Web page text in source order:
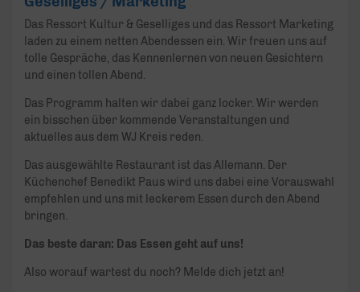
Das Ressort Kultur & Geselliges und das Ressort Marketing
laden zu einem netten Abendessen ein. Wir freuen uns auf
tolle Gespräche, das Kennenlernen von neuen Gesichtern
und einen tollen Abend.
Das Programm halten wir dabei ganz locker. Wir werden
ein bisschen über kommende Veranstaltungen und
aktuelles aus dem WJ Kreis reden.
Das ausgewählte Restaurant ist das Allemann. Der
Küchenchef Benedikt Paus wird uns dabei eine Vorauswahl
empfehlen und uns mit leckerem Essen durch den Abend
bringen.
Das beste daran: Das Essen geht auf uns!
Also worauf wartest du noch? Melde dich jetzt an!